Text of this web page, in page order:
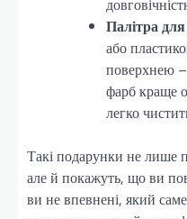
Палітра
або
поверхнею
фарб краще
легко
Такі подарунки не лише
але й покажуть, що ви
ви не впевнені, який